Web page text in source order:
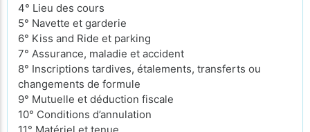
4° Lieu des cours
5° Navette et garderie
6° Kiss and Ride et parking
7° Assurance, maladie et accident
8° Inscriptions tardives, étalements, transferts ou
changements de formule
9° Mutuelle et déduction fiscale
10° Conditions d’annulation
11° Matériel et tenue